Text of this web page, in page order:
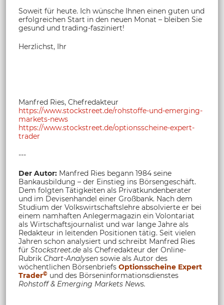
Soweit für heute. Ich wünsche Ihnen einen guten und
erfolgreichen Start in den neuen Monat – bleiben Sie
gesund und trading-fasziniert!
Herzlichst, Ihr
Manfred Ries, Chefredakteur
https://www.stockstreet.de/rohstoffe-und-emerging-
markets-news
https://www.stockstreet.de/optionsscheine-expert-
trader
---
Der Autor: Manfred Ries begann 1984 seine
Bankausbildung – der Einstieg ins Börsengeschäft.
Dem folgten Tätigkeiten als Privatkundenberater
und im Devisenhandel einer Großbank. Nach dem
Studium der Volkswirtschaftslehre absolvierte er bei
einem namhaften Anlegermagazin ein Volontariat
als Wirtschaftsjournalist und war lange Jahre als
Redakteur in leitenden Positionen tätig. Seit vielen
Jahren schon analysiert und schreibt Manfred Ries
für Stockstreet.de als Chefredakteur der Online-
Rubrik Chart-Analysen sowie als Autor des
wöchentlichen Börsenbriefs Optionsscheine Expert
Trader© und des Börseninformationsdienstes
Rohstoff & Emerging Markets News.